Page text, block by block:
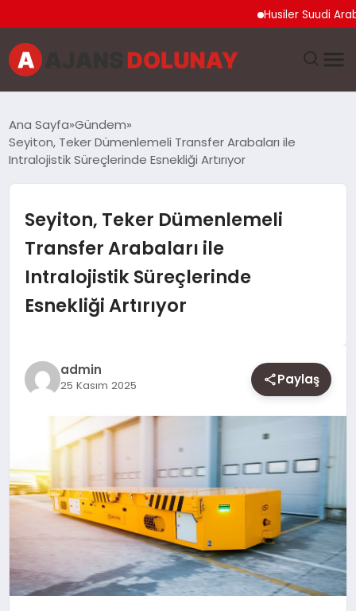
Husiler Suudi
EĞITIM
GENEL
GÜNCEL
SAĞLIK
YAŞAM
Ana Sayfa Gündem
Seyiton, Teker Dümenlemeli Transfer Arabaları ile
Intralojistik Süreçlerinde Esnekliği Artırıyor
Seyiton, Teker Dümenlemeli
Transfer Arabaları ile
Intralojistik Süreçlerinde
Esnekliği Artırıyor
admin
25 Kasım 2025 Paylaş